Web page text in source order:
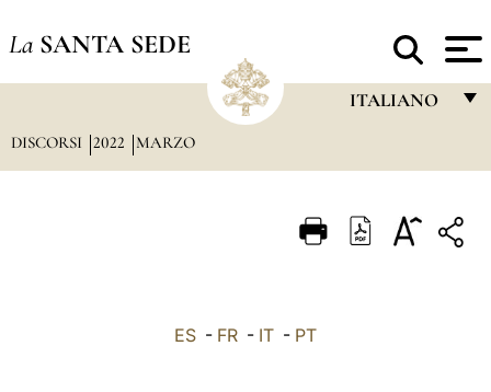
La SANTA SEDE
ITALIANO
ITALIANO
DISCORSI 2022 MARZO
ES - FR - IT - PT